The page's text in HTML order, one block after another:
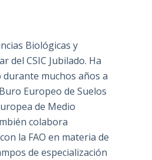
Biológicas y
del CSIC Jubilado. Ha
muchos años a
Europeo de Suelos
de Medio
colabora
la FAO en materia de
de especialización